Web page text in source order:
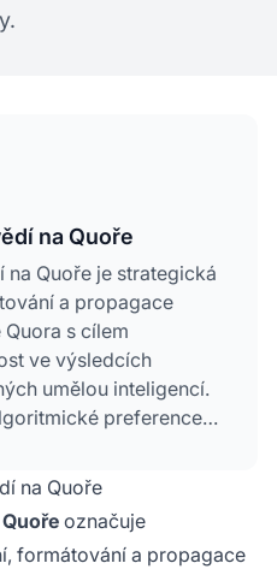
na Quoře
Quoře je strategická
a propagace
s cílem
ve výsledcích
umělou inteligencí.
preference
uvádějí Quoru jako
odpovědí na
od tradičního
na hodnocení
na Quoře
označuje
formátování a propagace